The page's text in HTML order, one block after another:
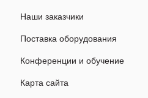
Наши заказчики
Поставка оборудования
Конференции и обучение
Карта сайта